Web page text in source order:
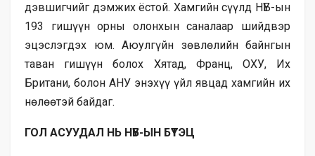
дэвшигчийг дэмжих ёстой. Хамгийн сүүлд НҮБ-ын
193 гишүүн орны олонхынсаналаар шийдвэр
эцэслэгдэх юм. Аюулгүйн зөвлөлийн байнгын
таван гишүүн болох Хятад, Франц, ОХУ, Их
Британи, болон АНУ энэхүү үйл явцад хамгийн их
нөлөөтэй байдаг.
ГОЛ АСУУДАЛ НЬ НҮБ-ЫН БҮТЭЦ